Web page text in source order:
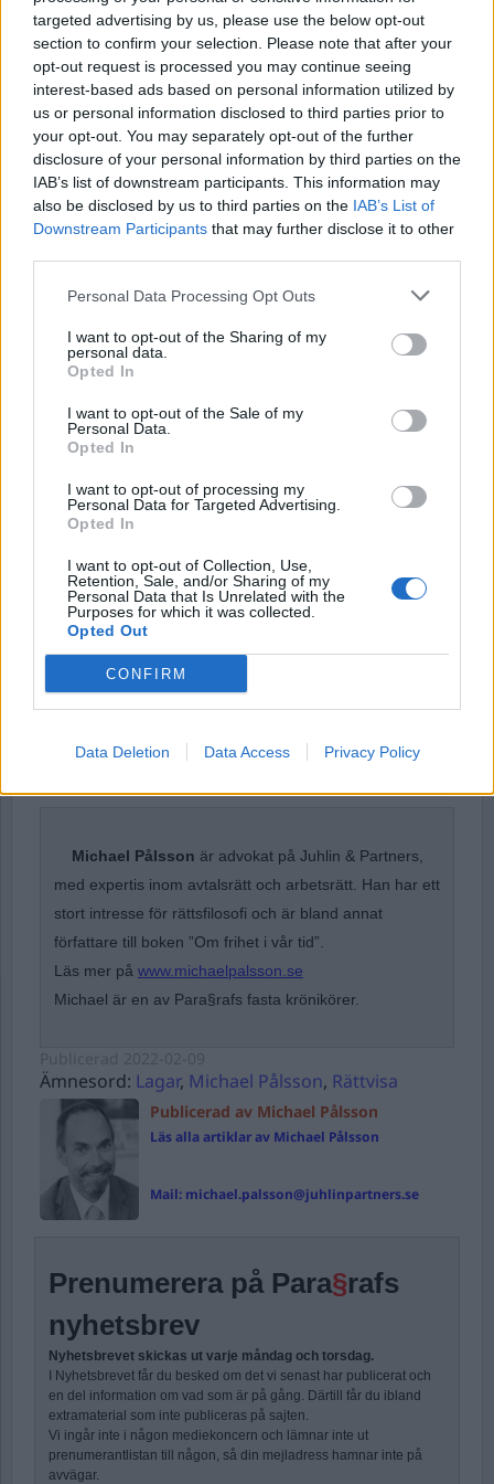
targeted advertising by us, please use the below opt-out
section to confirm your selection. Please note that after your
opt-out request is processed you may continue seeing
interest-based ads based on personal information utilized by
us or personal information disclosed to third parties prior to
your opt-out. You may separately opt-out of the further
disclosure of your personal information by third parties on the
IAB’s list of downstream participants. This information may
also be disclosed by us to third parties on the IAB’s List of
Downstream Participants that may further disclose it to other
Personal Data Processing Opt Outs
I want to opt-out of the Sharing of my
personal data.
Opted In
I want to opt-out of the Sale of my
Personal Data.
Opted In
I want to opt-out of processing my
Personal Data for Targeted Advertising.
Opted In
I want to opt-out of Collection, Use,
Retention, Sale, and/or Sharing of my
Personal Data that Is Unrelated with the
Purposes for which it was collected.
Opted Out
CONFIRM
Data Deletion Data Access Privacy Policy
praktiskt verksamma jurister visar intresse för
rättvisan i sin dagliga verksamhet?
Jurister och filosofer har i århundraden
diskuterat rätten och rättvisan. I en extremt
grovhuggen sa...
Börja prenumerera för att läsa detta innehåll.
Eller logga in på ditt konto nedan:
Username or E-mail
Password
Remember Me
Stöd Para§rafs bevakning av högerextremismen
Michael Pålsson är advokat på Juhlin & Partners,
med expertis inom avtalsrätt och arbetsrätt. Han har ett
stort intresse för rättsfilosofi och är bland annat
författare till boken ”Om frihet i vår tid”.
Läs mer på www.michaelpalsson.se
Michael är en av Para§rafs fasta krönikörer.
Ämnesord: Lagar, Michael Pålsson, Rättvisa
Publicerad av Michael Pålsson
Läs alla artiklar av Michael Pålsson
Mail: michael.palsson@juhlinpartners.se
Prenumerera på Para§rafs
nyhetsbrev
Nyhetsbrevet skickas ut varje måndag och torsdag.
I Nyhetsbrevet får du besked om det vi senast har publicerat och
en del information om vad som är på gång. Därtill får du ibland
extramaterial som inte publiceras på sajten.
Vi ingår inte i någon mediekoncern och lämnar inte ut
prenumerantlistan till någon, så din mejladress hamnar inte på
avvägar.